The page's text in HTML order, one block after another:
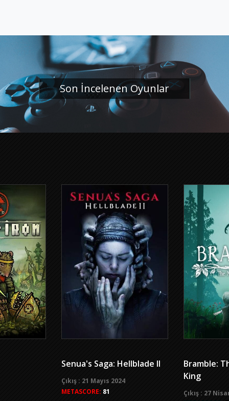
Son İncelenen Oyunlar
Senua's Saga: Hellblade II
Çıkış : 21 Mayıs 2024
METASCORE: 81
Bramble:
King
Çıkış : 27